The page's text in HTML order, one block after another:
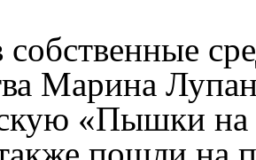
Марина
«Пышки на